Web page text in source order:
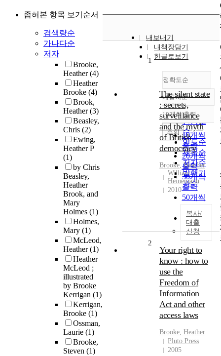
좁혀본 항목 보기순서
검색량순
가나다순
저자
Brooke,
Heather(4)
Heather
Brooke (4)
Brook,
Heather(3)
Beasley,
Chris (2)
Ewing,
Heather P
(1)
by Chris
Beasley,
Heather
Brook, and
Mary
Holmes (1)
Holmes,
Mary (1)
McLeod,
Heather(1)
Heather
McLeod ;
illustrated
by Brooke
Kerrigan (1)
Kerrigan,
Brooke (1)
Ossman,
Laurie (1)
Brooke,
Steven (1)
내보내기
내책장담기
한글로보기
정확도순
정확도
순
인기도
순
연도순
제목순
저자순
발행기
관순
내림차순
내림차순
10개씩 출력
10개씩
출력
20개씩
출력
30개씩
출력
50개씩
100개씩
출력
조회
1
The silent state
: secrets,
surveillance
and the myth
of British
democracy
Brooke,Heather
William
Heinemann
2010
복사/
대출
신청
2
Your right to
know : how to
use the
Freedom of
Information
Act and other
access laws
Brooke, Heather
Pluto Press
2005